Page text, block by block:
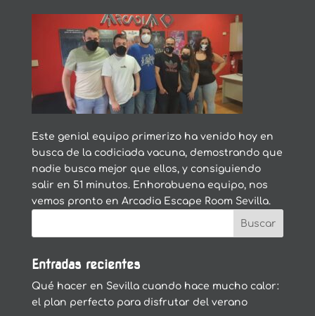
Este genial equipo primerizo ha venido hoy en
busca de la codiciada vacuna, demostrando que
nadie busca mejor que ellos, y consiguiendo
salir en 51 minutos. Enhorabuena equipo, nos
vemos pronto en Arcadia Escape Room Sevilla.
Entradas recientes
Qué hacer en Sevilla cuando hace mucho calor:
el plan perfecto para disfrutar del verano